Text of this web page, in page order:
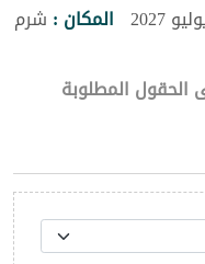
المكان : شرم
الحقول المطلوبة